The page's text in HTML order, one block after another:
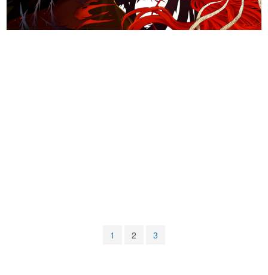
なんでゲームは面白い？
ゲーム開発者・hamatsu氏がゲームの魅力を画面や操作の
具体的な形から解き明かしていく、硬派で骨太な評論連載
1 2 3